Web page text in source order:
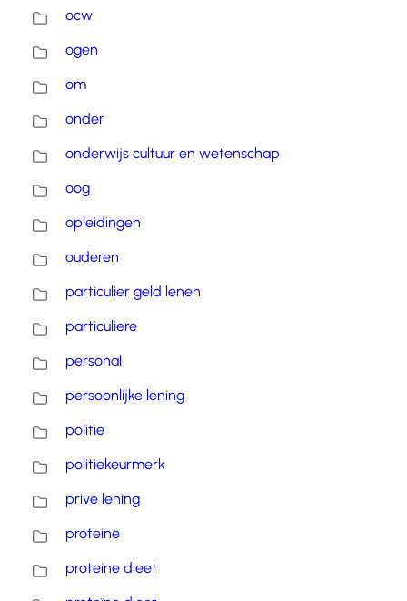
ocw
ogen
om
onder
onderwijs cultuur en wetenschap
oog
opleidingen
ouderen
particulier geld lenen
particuliere
personal
persoonlijke lening
politie
politiekeurmerk
prive lening
proteine
proteine dieet